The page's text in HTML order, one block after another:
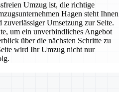
Umzug ist, die richtige
Hagen steht Ihnen
Umsetzung zur Seite.
um ein unverbindliches Angebot
über die nächsten Schritte zu
wird Ihr Umzug nicht nur